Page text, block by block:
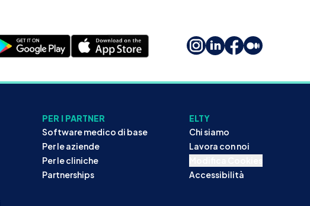
PER I PARTNER
Software medico di base
Per le aziende
Per le cliniche
Partnerships
ELTY
Chi siamo
Lavora con noi
Accessibilità